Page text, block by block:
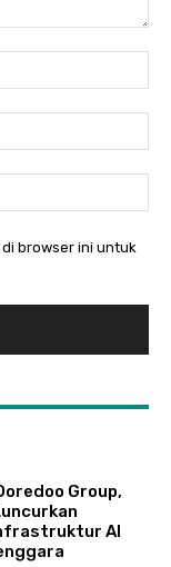
browser ini untuk
Group,
AI